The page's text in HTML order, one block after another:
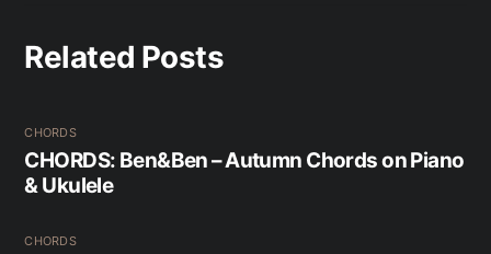
Related Posts
CHORDS
CHORDS: Ben&Ben – Autumn Chords on Piano
& Ukulele
CHORDS